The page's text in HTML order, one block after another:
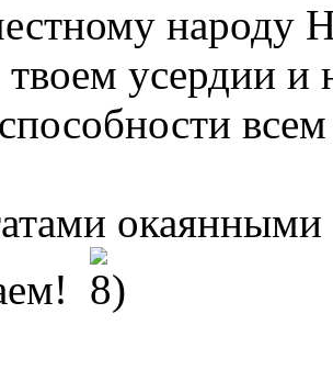
усердии и